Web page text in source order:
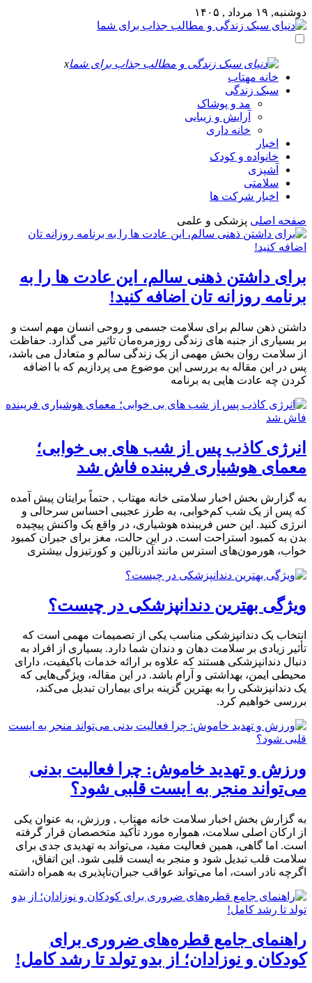
دوشنبه, ۱۹ مرداد , ۱۴۰۵
x
خانه مهتاب
سبک زندگی
مد و پوشاک
آرایش و زیبایی
خانه داری
اخبار
خانواده و کودک
آشپزی
سلامتی
اخبار شرکت ها
صفحه اصلی پزشکی و علمی
برای داشتن ذهنی سالم، این عادت ها را به
برنامه روزانه تان اضافه کنید!
داشتن ذهن سالم برای سلامت جسمی و روحی انسان مهم است و
بر بسیاری از جنبه های زندگی روزمره‌مان تاثیر می گذارد. حفاظت
از سلامت روان بخش مهمی از یک زندگی سالم و متعادل می باشد،
پس در این مقاله به بررسی این موضوع می پردازیم که با اضافه
کردن چه عادت هایی به برنامه
انرژی کاذب پس از شب‌ های بی‌ خوابی؛
معمای هوشیاری فریبنده فاش شد
به گزارش بخش اخبار سلامتی خانه مهتاب , حتماً برایتان پیش آمده
که پس از یک شب کم‌خوابی، به طرز عجیبی احساس سرحالی و
انرژی کنید. این حس فریبنده هوشیاری، در واقع یک واکنش پیچیده
بدن به کمبود استراحت است. در این حالت، مغز برای جبران کمبود
خواب، هورمون‌های استرس مانند آدرنالین و کورتیزول بیشتری
ویژگی بهترین دندانپزشکی در چیست؟
انتخاب یک دندانپزشکی مناسب یکی از تصمیمات مهمی است که
تأثیر زیادی بر سلامت دهان و دندان شما دارد. بسیاری از افراد به
دنبال دندانپزشکی هستند که علاوه بر ارائه خدمات باکیفیت، دارای
محیطی ایمن، بهداشتی و آرام باشد. در این مقاله، ویژگی‌هایی که
یک دندانپزشکی را به بهترین گزینه برای بیماران تبدیل می‌کند،
بررسی خواهیم کرد.
ورزش و تهدید خاموش: چرا فعالیت بدنی
می‌تواند منجر به ایست قلبی شود؟
به گزارش بخش اخبار سلامت خانه مهتاب , ورزش، به عنوان یکی
از ارکان اصلی سلامت، همواره مورد تأکید متخصصان قرار گرفته
است. اما گاهی، همین فعالیت مفید، می‌تواند به تهدیدی جدی برای
سلامت قلب تبدیل شود و منجر به ایست قلبی شود. این اتفاق،
اگرچه نادر است، اما می‌تواند عواقب جبران‌ناپذیری به همراه داشته
راهنمای جامع قطره‌های ضروری برای
کودکان و نوزادان؛ از بدو تولد تا رشد کامل!